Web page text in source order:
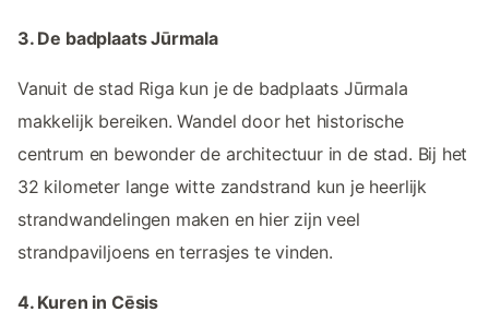
3. De badplaats Jūrmala
Vanuit de stad Riga kun je de badplaats Jūrmala
makkelijk bereiken. Wandel door het historische
centrum en bewonder de architectuur in de stad. Bij het
32 kilometer lange witte zandstrand kun je heerlijk
strandwandelingen maken en hier zijn veel
strandpaviljoens en terrasjes te vinden.
4. Kuren in Cēsis